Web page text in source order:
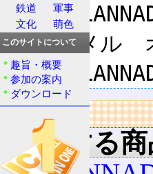
  ・CLANNADサントラ (Disc1 - 3トラック目)
●メグメル　
リンク
関連する
鉄道
軍事
文化
萌色
このサイトについて
趣旨・概要
参加の案内
ダウンロード